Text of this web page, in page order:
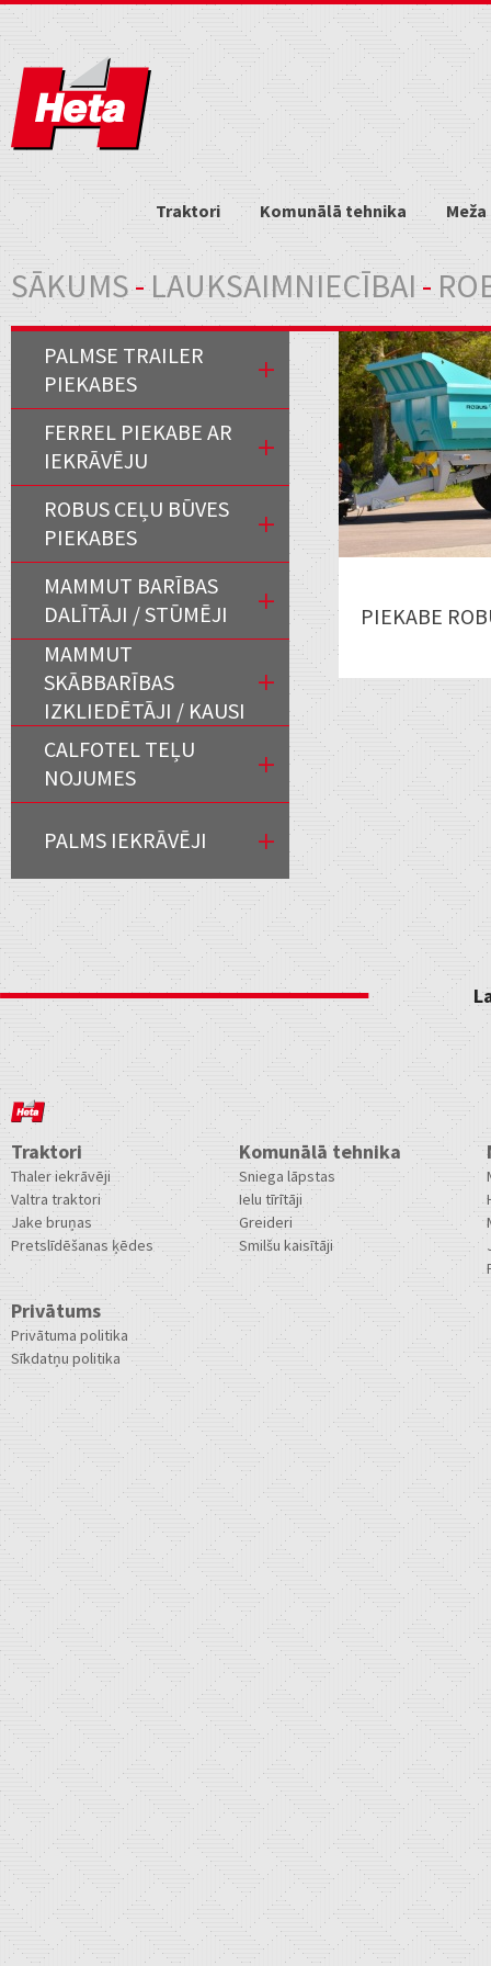
Traktori Komunālā tehnika
Jūs atrodaties šeit
SĀKUMS- LAUKSAIMNIECĪBAI -
PIEKABE
PALMSE TRAILER
PIEKABES
FERREL PIEKABE AR
IEKRĀVĒJU
ROBUS CEĻU BŪVES
PIEKABES
MAMMUT BARĪBAS
DALĪTĀJI / STŪMĒJI
MAMMUT
SKĀBBARĪBAS
IZKLIEDĒTĀJI / KAUSI
CALFOTEL TEĻU
NOJUMES
PALMS IEKRĀVĒJI
Traktori
Thaler iekrāvēji
Valtra traktori
Jake bruņas
Pretslīdēšanas ķēdes
Komunālā tehnika
Sniega lāpstas
Ielu tīrītāji
Greideri
Smilšu kaisītāji
Privātums
Privātuma politika
Sīkdatņu politika